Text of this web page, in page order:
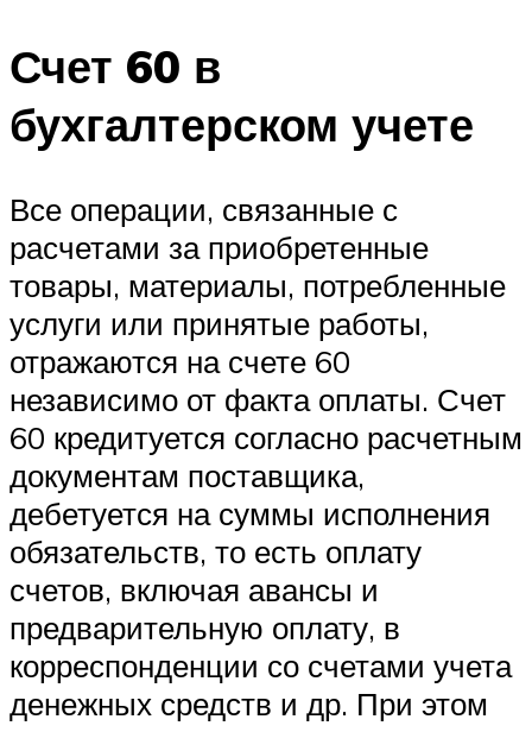
Счет 60 в
бухгалтерском учете
Все операции, связанные с
расчетами за приобретенные
товары, материалы, потребленные
услуги или принятые работы,
отражаются на счете 60
независимо от факта оплаты. Счет
60 кредитуется согласно расчетным
документам поставщика,
дебетуется на суммы исполнения
обязательств, то есть оплату
счетов, включая авансы и
предварительную оплату, в
корреспонденции со счетами учета
денежных средств и др. При этом